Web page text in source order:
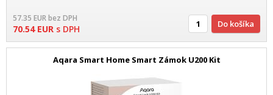
57.35 EURbez DPH
70.54EUR s DPH Do košíka
Aqara Smart Home Smart Zámok U200 Kit